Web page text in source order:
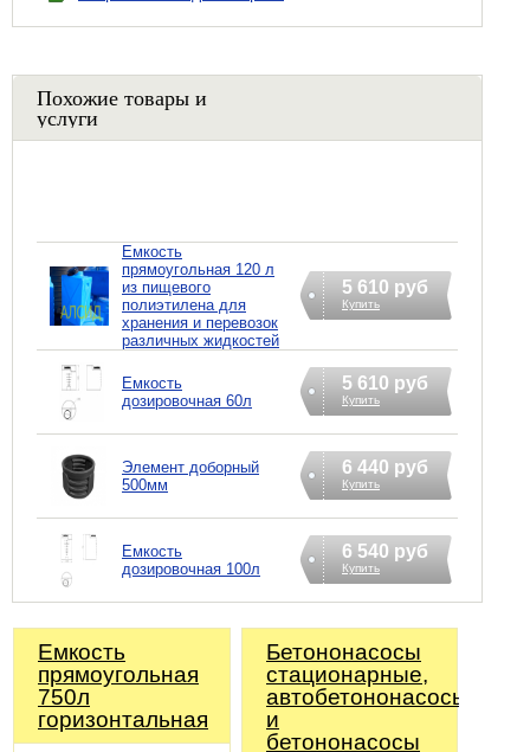
Похожие товары и
услуги
Емкость
прямоугольная 120 л
из пищевого
полиэтилена для
хранения и перевозок
различных жидкостей
5 610 руб
Купить
Емкость
дозировочная 60л
5 610 руб
Купить
Элемент доборный
500мм
6 440 руб
Купить
Емкость
дозировочная 100л
6 540 руб
Купить
Емкость
прямоугольная
750л
горизонтальная
Бетононасосы
стационарные,
автобетононасосы
и
бетононасосы